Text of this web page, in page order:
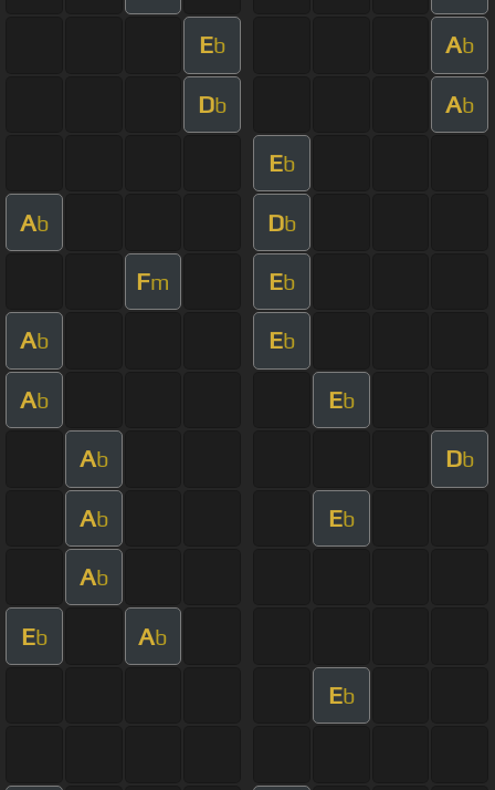
Eb Ab
Db Ab
Eb
Ab Db
Fm Eb
Ab Eb
Ab Eb
Ab Db
Ab Eb
Ab
Eb Ab
Eb